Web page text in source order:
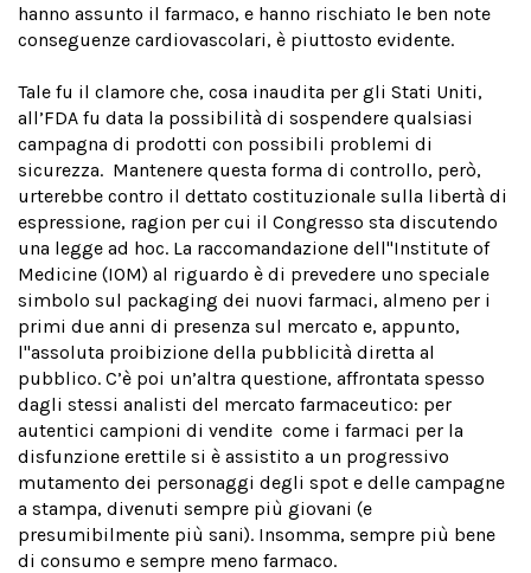
hanno assunto il farmaco, e hanno rischiato le ben note
conseguenze cardiovascolari, è piuttosto evidente.
Tale fu il clamore che, cosa inaudita per gli Stati Uniti,
all’FDA fu data la possibilità di sospendere qualsiasi
campagna di prodotti con possibili problemi di
sicurezza. Mantenere questa forma di controllo, però,
urterebbe contro il dettato costituzionale sulla libertà di
espressione, ragion per cui il Congresso sta discutendo
una legge ad hoc. La raccomandazione dell''Institute of
Medicine (IOM) al riguardo è di prevedere uno speciale
simbolo sul packaging dei nuovi farmaci, almeno per i
primi due anni di presenza sul mercato e, appunto,
l''assoluta proibizione della pubblicità diretta al
pubblico. C’è poi un’altra questione, affrontata spesso
dagli stessi analisti del mercato farmaceutico: per
autentici campioni di vendite come i farmaci per la
disfunzione erettile si è assistito a un progressivo
mutamento dei personaggi degli spot e delle campagne
a stampa, divenuti sempre più giovani (e
presumibilmente più sani). Insomma, sempre più bene
di consumo e sempre meno farmaco.